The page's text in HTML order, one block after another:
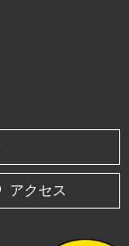
アクセス